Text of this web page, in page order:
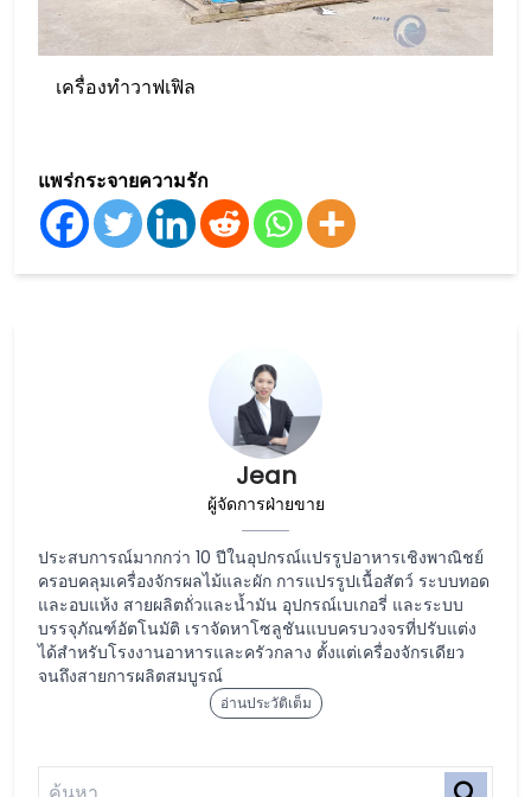
เครื่องทำวาฟเฟิล
แพร่กระจายความรัก
Jean
ผู้จัดการฝ่ายขาย
ประสบการณ์มากกว่า 10 ปีในอุปกรณ์แปรรูปอาหารเชิงพาณิชย์
ครอบคลุมเครื่องจักรผลไม้และผัก การแปรรูปเนื้อสัตว์ ระบบทอด
และอบแห้ง สายผลิตถั่วและน้ำมัน อุปกรณ์เบเกอรี่ และระบบ
บรรจุภัณฑ์อัตโนมัติ เราจัดหาโซลูชันแบบครบวงจรที่ปรับแต่ง
ได้สำหรับโรงงานอาหารและครัวกลาง ตั้งแต่เครื่องจักรเดียว
จนถึงสายการผลิตสมบูรณ์
อ่านประวัติเต็ม